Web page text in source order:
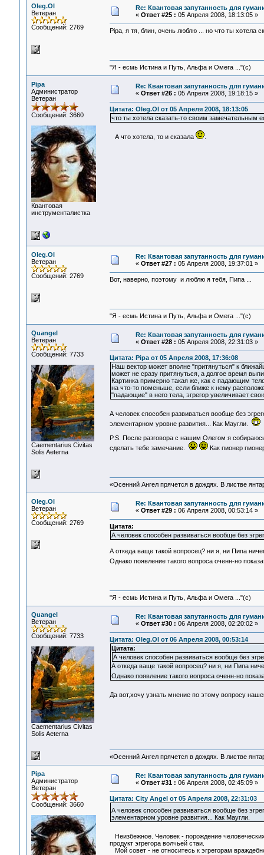
Oleg.Ol
Ветеран
Сообщений: 2769
Re: Квантовая запутанность для
« Ответ #25 : 05 Апреля 2008, 18:13:05 »
Pipa, я тя, блин, очень люблю ... но что ты хотела
"Я - есмь Истина и Путь, Альфа и Омега ..."(с)
Pipa
Администратор
Ветеран
Сообщений: 3660
Квантовая
инструменталистка
Re: Квантовая запутанность для
« Ответ #26 : 05 Апреля 2008, 19:18:15 »
Цитата: Oleg.Ol от 05 Апреля 2008, 18:13:05
что ты хотела сказать-то своим замечательным
А что хотела, то и сказала .
Oleg.Ol
Ветеран
Сообщений: 2769
Re: Квантовая запутанность для
« Ответ #27 : 05 Апреля 2008, 19:37:01 »
Вот, наверно, поэтому и люблю я тебя, Пипа ...
"Я - есмь Истина и Путь, Альфа и Омега ..."(с)
Quangel
Ветеран
Сообщений: 7733
Сaementarius Civitas
Solis Aeterna
Re: Квантовая запутанность для
« Ответ #28 : 05 Апреля 2008, 22:31:03 »
Цитата: Pipa от 05 Апреля 2008, 17:36:08
Наш вектор может вполне "притянуться" к
может не сразу притянуться, а долгое время
Картинка примерно такая же, как с падающим
на что-то поменьше, если ближе к нему
"падающие" в него тела, эгрегор увеличивает
А человек способен развиваться вообще без
элементарном уровне развития... Как Маугли.
P.S. После разговора с нашим Олегом я
сделать тебе замечание.
Как пионер
«Осенний Ангел прячется в дождях. В листве
Oleg.Ol
Ветеран
Сообщений: 2769
Re: Квантовая запутанность для
« Ответ #29 : 06 Апреля 2008, 00:53:14 »
Цитата:
А человек способен развиваться вообще без
А откеда ваще такой вопросец? ни я, ни Пипа
Однако появление такого вопроса оченн-но
"Я - есмь Истина и Путь, Альфа и Омега ..."(с)
Quangel
Ветеран
Сообщений: 7733
Сaementarius Civitas
Solis Aeterna
Re: Квантовая запутанность для
« Ответ #30 : 06 Апреля 2008, 02:20:02 »
Цитата: Oleg.Ol от 06 Апреля 2008, 00:53:14
Цитата:
А человек способен развиваться вообще без
А откеда ваще такой вопросец? ни я, ни Пипа
Однако появление такого вопроса оченн-но
Да вот,хочу узнать мнение по этому вопросу
«Осенний Ангел прячется в дождях. В листве
Pipa
Администратор
Ветеран
Сообщений: 3660
Re: Квантовая запутанность для
« Ответ #31 : 06 Апреля 2008, 02:45:09 »
Цитата: City Angel от 05 Апреля 2008, 22:31:03
А человек способен развиваться вообще без
элементарном уровне развития... Как Маугли.
Неизбежное. Человек - порождение
продукт эгрегора волчьей стаи.
Мой совет - не относитесь к эгрегорам